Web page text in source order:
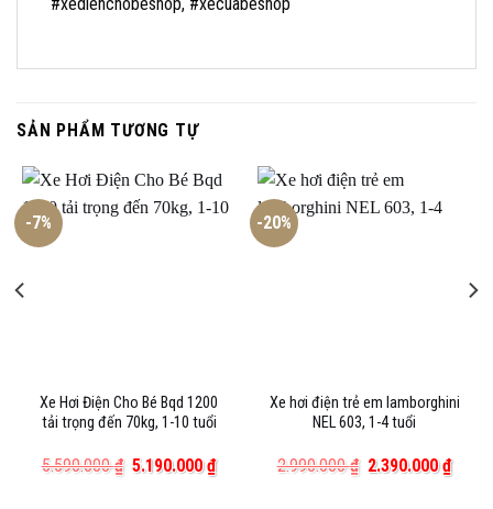
SẢN PHẨM TƯƠNG TỰ
-7%
Xe Hơi Điện Cho Bé Bqd 1200
tải trọng đến 70kg, 1-10 tuổi
5.590.000₫ Giá
5.190.000₫Giá
hiện
-20%
Xe hơi điện trẻ em lamborghini
NEL 603, 1-4 tuổi
2.990.000₫ Giá
2.390.000₫Giá
hiện